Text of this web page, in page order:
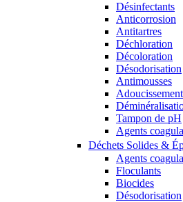
Désinfectants
Anticorrosion
Antitartres
Déchloration
Décoloration
Désodorisation
Antimousses
Adoucissement
Tampon de pH
Agents
Déchets Solides &
Agents
Floculants
Biocides
Désodorisation